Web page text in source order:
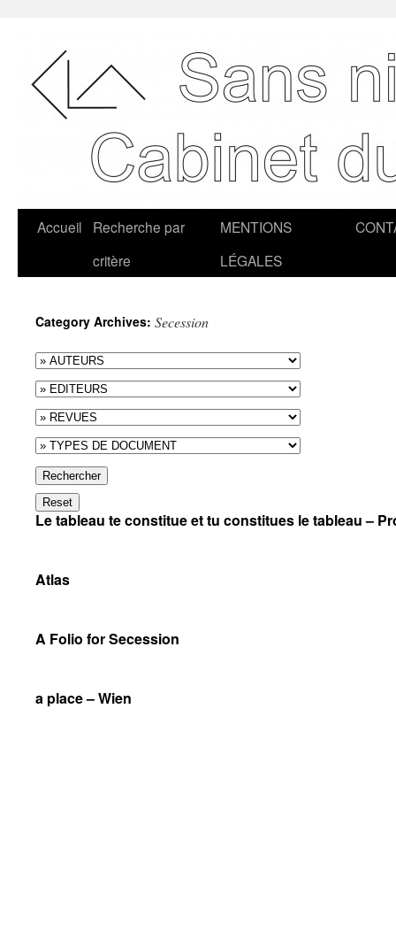
Accueil
Recherche par
critère
MENTIONS
LÉGALES
Category Archives: Secession
Rechercher
Reset
Le tableau te constitue et tu constitues le tableau –
Atlas
A Folio for Secession
a place – Wien